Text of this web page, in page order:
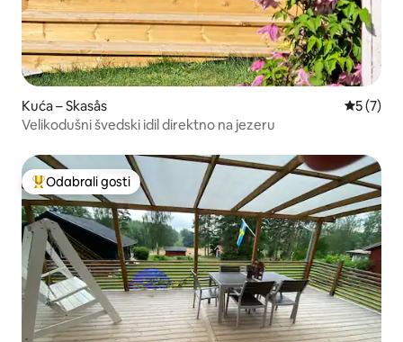
Kuća – Skasås
5 (7)
Velikodušni švedski idil direktno na jezeru
Među najviše rangiranima s oznakom „Odabrali gosti”
Odabrali gosti